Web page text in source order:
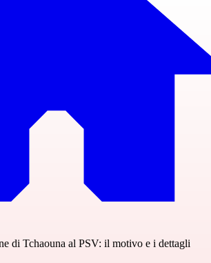
di Tchaouna al PSV: il motivo e i dettagli